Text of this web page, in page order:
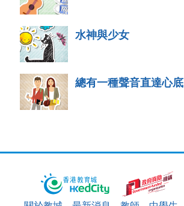
水神與少女
總有一種聲音直達心底